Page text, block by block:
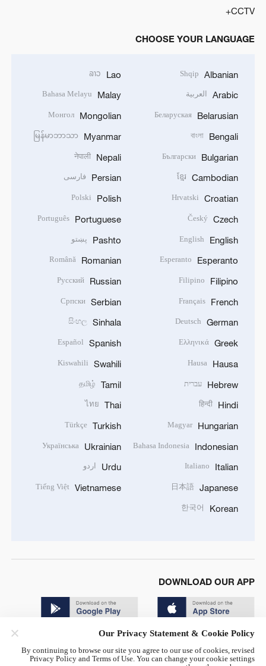
CCTV+
CHOOSE YOUR LANGUAGE
Albanian
Shqip
Arabic العربية
Belarusian
Беларуская
Bengali
বাংলা
Bulgarian
Български
Cambodian
ខ្មែរ
Croatian
Hrvatski
Czech
Český
English
English
Esperanto
Esperanto
Filipino
Filipino
French
Français
German
Deutsch
Greek
Ελληνικά
Hausa
Hausa
Hebrew עברית
Hindi
हिन्दी
Hungarian
Magyar
Indonesian
Bahasa Indonesia
Italian
Italiano
Japanese
日本語
Korean
한국어
Lao
ລາວ
Malay
Bahasa Melayu
Mongolian
Монгол
Myanmar
မြန်မာဘာသာ
Nepali
नेपाली
Persian فارسی
Polish
Polski
Portuguese
Português
Pashto پښتو
Romanian
Română
Russian
Русский
Serbian
Српски
Sinhala
සිංහල
Spanish
Español
Swahili
Kiswahili
Tamil
தமிழ்
Thai
ไทย
Turkish
Türkçe
Ukrainian
Українська
Urdu اردو
Vietnamese
Tiếng Việt
DOWNLOAD OUR APP
Our Privacy Statement & Cookie Policy
By continuing to browse our site you agree to our use of cookies, revised
Privacy Policy and Terms of Use. You can change your cookie settings